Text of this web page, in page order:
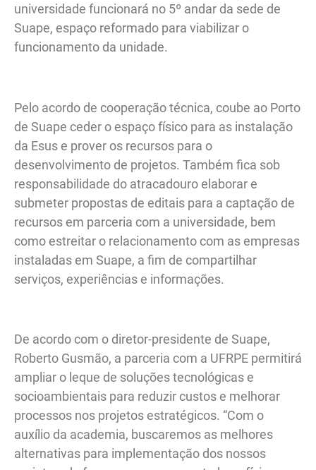
universidade funcionará no 5º andar da sede de
Suape, espaço reformado para viabilizar o
funcionamento da unidade.
Pelo acordo de cooperação técnica, coube ao Porto
de Suape ceder o espaço físico para as instalação
da Esus e prover os recursos para o
desenvolvimento de projetos. Também fica sob
responsabilidade do atracadouro elaborar e
submeter propostas de editais para a captação de
recursos em parceria com a universidade, bem
como estreitar o relacionamento com as empresas
instaladas em Suape, a fim de compartilhar
serviços, experiências e informações.
De acordo com o diretor-presidente de Suape,
Roberto Gusmão, a parceria com a UFRPE permitirá
ampliar o leque de soluções tecnológicas e
socioambientais para reduzir custos e melhorar
processos nos projetos estratégicos. “Com o
auxílio da academia, buscaremos as melhores
alternativas para implementação dos nossos